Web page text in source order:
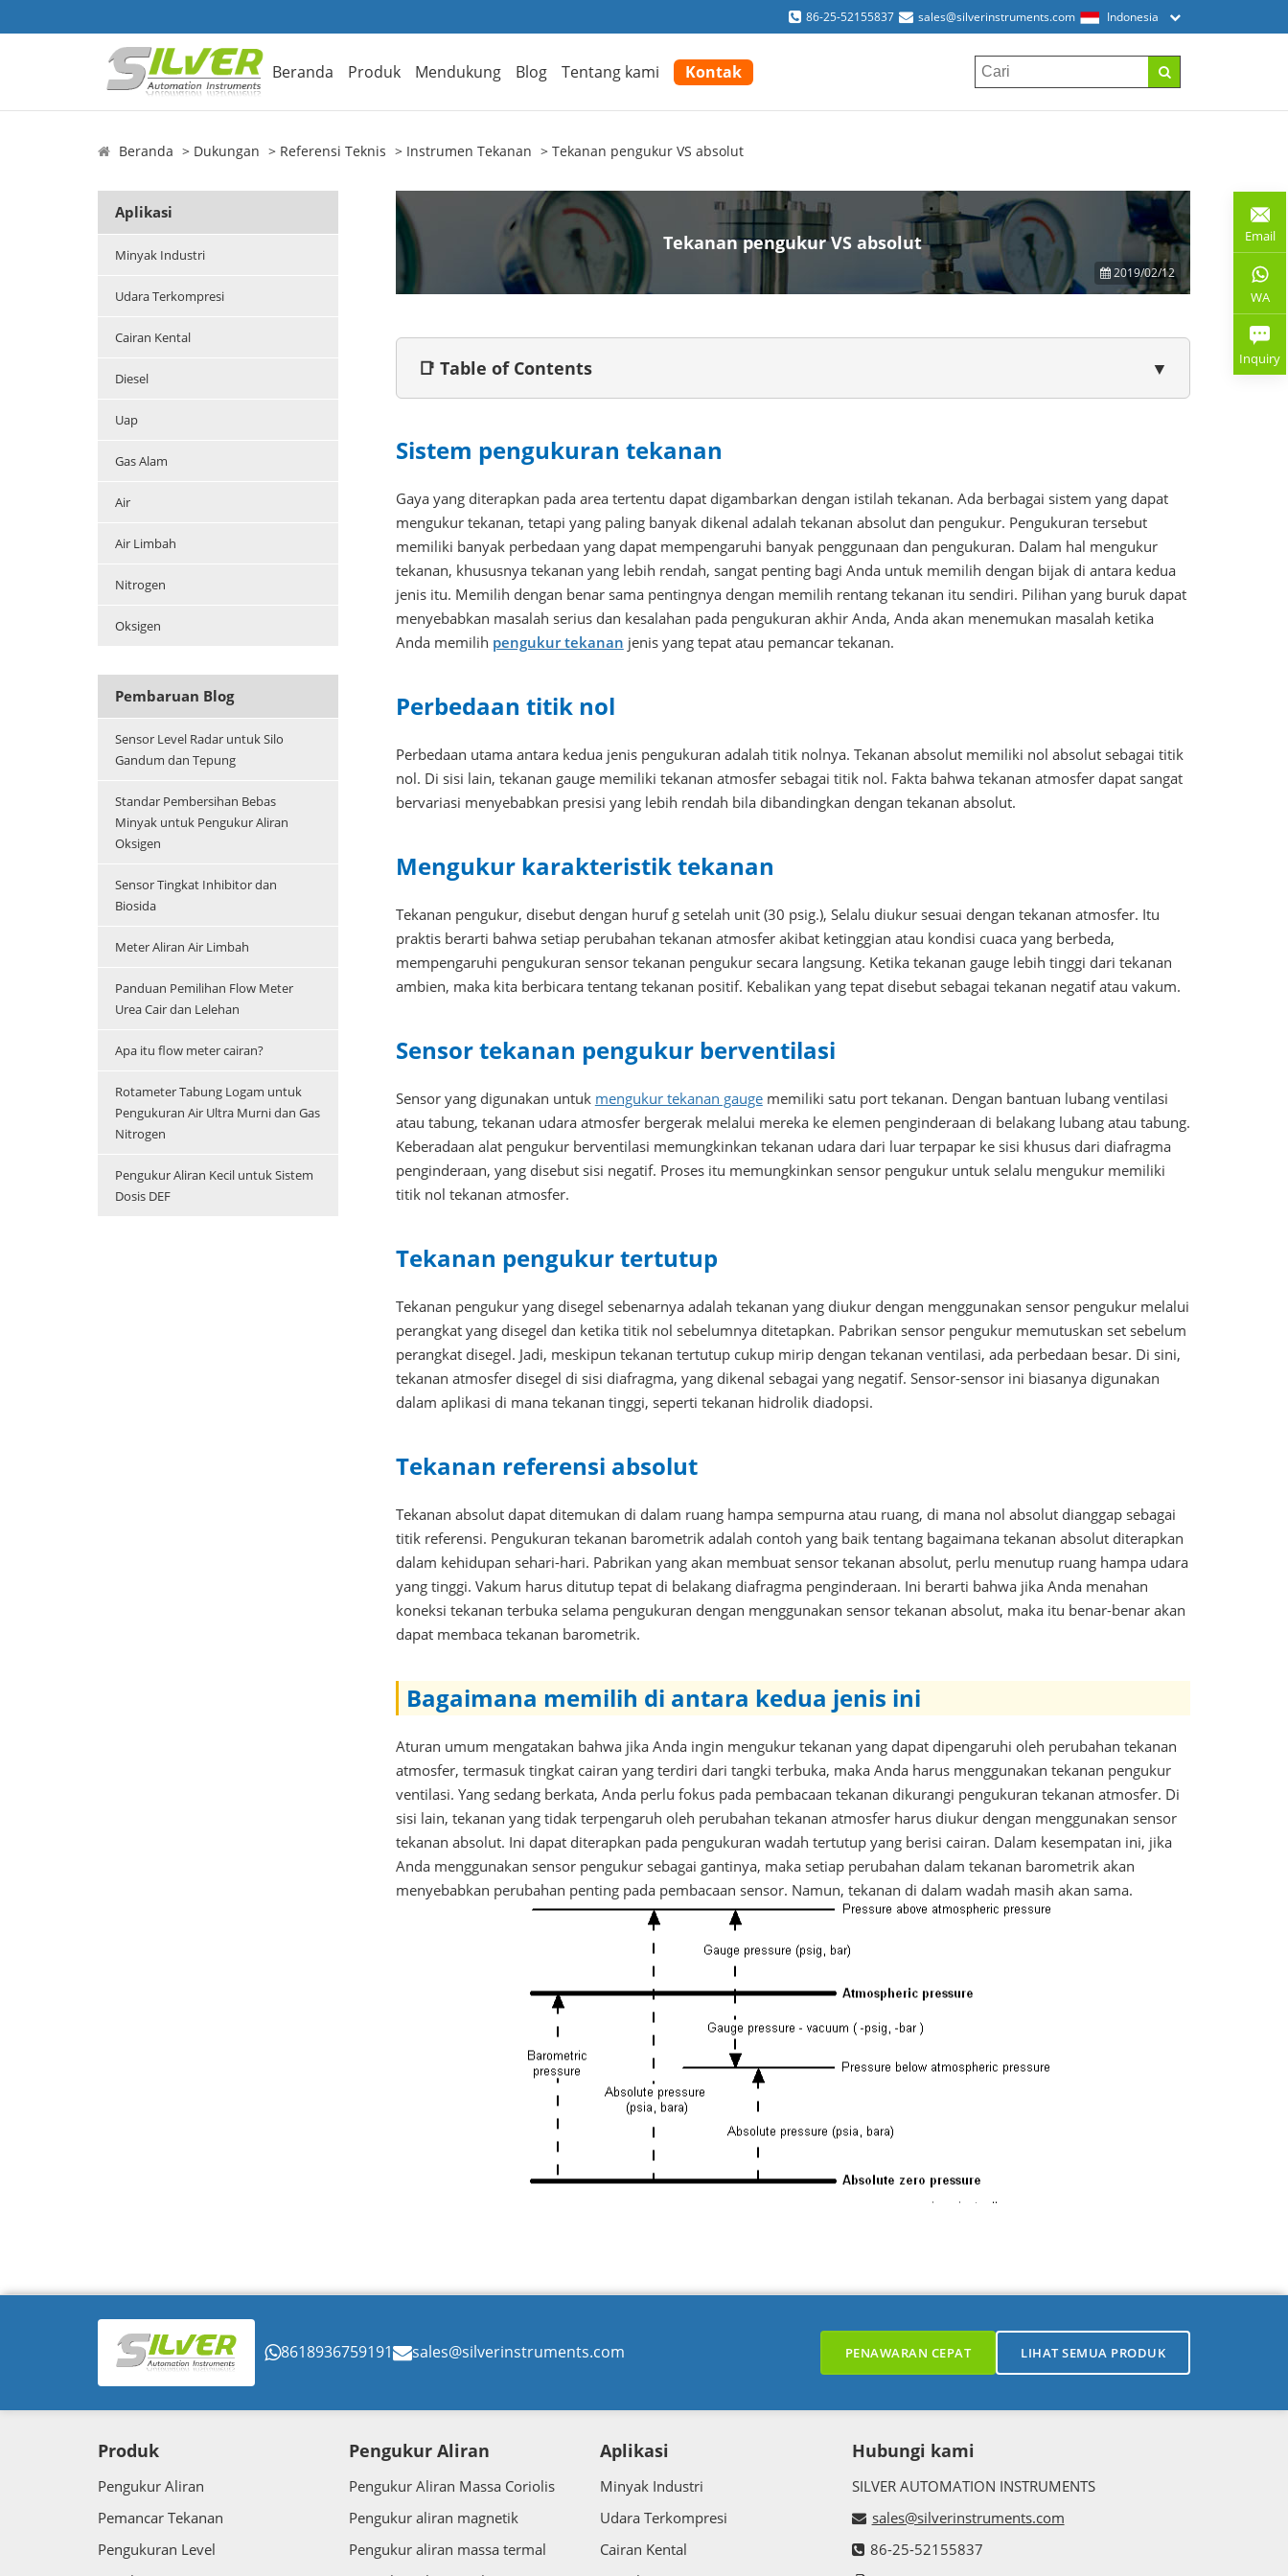
86-25-52155837 sales@silverinstruments.com Indonesia
Beranda Produk Mendukung Blog Tentang kami Kontak
Beranda Dukungan Referensi Teknis Instrumen Tekanan Tekanan pengukur VS absolut
Aplikasi
Minyak Industri
Udara Terkompresi
Cairan Kental
Diesel
Uap
Gas Alam
Air
Air Limbah
Nitrogen
Oksigen
Pembaruan Blog
Sensor Level Radar untuk Silo
Gandum dan Tepung
Standar Pembersihan Bebas
Minyak untuk Pengukur Aliran
Oksigen
Sensor Tingkat Inhibitor dan
Biosida
Meter Aliran Air Limbah
Panduan Pemilihan Flow Meter
Urea Cair dan Lelehan
Apa itu flow meter cairan?
Rotameter Tabung Logam untuk
Pengukuran Air Ultra Murni dan Gas
Nitrogen
Pengukur Aliran Kecil untuk Sistem
Dosis DEF
Tekanan pengukur VS absolut
2019/02/12
📑 Table of Contents ▼
Sistem pengukuran tekanan
Gaya yang diterapkan pada area tertentu dapat digambarkan dengan istilah tekanan. Ada berbagai sistem yang dapat
mengukur tekanan, tetapi yang paling banyak dikenal adalah tekanan absolut dan pengukur. Pengukuran tersebut
memiliki banyak perbedaan yang dapat mempengaruhi banyak penggunaan dan pengukuran. Dalam hal mengukur
tekanan, khususnya tekanan yang lebih rendah, sangat penting bagi Anda untuk memilih dengan bijak di antara kedua
jenis itu. Memilih dengan benar sama pentingnya dengan memilih rentang tekanan itu sendiri. Pilihan yang buruk dapat
menyebabkan masalah serius dan kesalahan pada pengukuran akhir Anda, Anda akan menemukan masalah ketika
Anda memilih pengukur tekanan jenis yang tepat atau pemancar tekanan.
Perbedaan titik nol
Perbedaan utama antara kedua jenis pengukuran adalah titik nolnya. Tekanan absolut memiliki nol absolut sebagai titik
nol. Di sisi lain, tekanan gauge memiliki tekanan atmosfer sebagai titik nol. Fakta bahwa tekanan atmosfer dapat sangat
bervariasi menyebabkan presisi yang lebih rendah bila dibandingkan dengan tekanan absolut.
Mengukur karakteristik tekanan
Tekanan pengukur, disebut dengan huruf g setelah unit (30 psig.), Selalu diukur sesuai dengan tekanan atmosfer. Itu
praktis berarti bahwa setiap perubahan tekanan atmosfer akibat ketinggian atau kondisi cuaca yang berbeda,
mempengaruhi pengukuran sensor tekanan pengukur secara langsung. Ketika tekanan gauge lebih tinggi dari tekanan
ambien, maka kita berbicara tentang tekanan positif. Kebalikan yang tepat disebut sebagai tekanan negatif atau vakum.
Sensor tekanan pengukur berventilasi
Sensor yang digunakan untuk mengukur tekanan gaugememiliki satu port tekanan. Dengan bantuan lubang ventilasi
atau tabung, tekanan udara atmosfer bergerak melalui mereka ke elemen penginderaan di belakang lubang atau tabung.
Keberadaan alat pengukur berventilasi memungkinkan tekanan udara dari luar terpapar ke sisi khusus dari diafragma
penginderaan, yang disebut sisi negatif. Proses itu memungkinkan sensor pengukur untuk selalu mengukur memiliki
titik nol tekanan atmosfer.
Tekanan pengukur tertutup
Tekanan pengukur yang disegel sebenarnya adalah tekanan yang diukur dengan menggunakan sensor pengukur melalui
perangkat yang disegel dan ketika titik nol sebelumnya ditetapkan. Pabrikan sensor pengukur memutuskan set sebelum
perangkat disegel. Jadi, meskipun tekanan tertutup cukup mirip dengan tekanan ventilasi, ada perbedaan besar. Di sini,
tekanan atmosfer disegel di sisi diafragma, yang dikenal sebagai yang negatif. Sensor-sensor ini biasanya digunakan
dalam aplikasi di mana tekanan tinggi, seperti tekanan hidrolik diadopsi.
Tekanan referensi absolut
Tekanan absolut dapat ditemukan di dalam ruang hampa sempurna atau ruang, di mana nol absolut dianggap sebagai
titik referensi. Pengukuran tekanan barometrik adalah contoh yang baik tentang bagaimana tekanan absolut diterapkan
dalam kehidupan sehari-hari. Pabrikan yang akan membuat sensor tekanan absolut, perlu menutup ruang hampa udara
yang tinggi. Vakum harus ditutup tepat di belakang diafragma penginderaan. Ini berarti bahwa jika Anda menahan
koneksi tekanan terbuka selama pengukuran dengan menggunakan sensor tekanan absolut, maka itu benar-benar akan
dapat membaca tekanan barometrik.
Bagaimana memilih di antara kedua jenis ini
Aturan umum mengatakan bahwa jika Anda ingin mengukur tekanan yang dapat dipengaruhi oleh perubahan tekanan
atmosfer, termasuk tingkat cairan yang terdiri dari tangki terbuka, maka Anda harus menggunakan tekanan pengukur
ventilasi. Yang sedang berkata, Anda perlu fokus pada pembacaan tekanan dikurangi pengukuran tekanan atmosfer. Di
sisi lain, tekanan yang tidak terpengaruh oleh perubahan tekanan atmosfer harus diukur dengan menggunakan sensor
tekanan absolut. Ini dapat diterapkan pada pengukuran wadah tertutup yang berisi cairan. Dalam kesempatan ini, jika
Anda menggunakan sensor pengukur sebagai gantinya, maka setiap perubahan dalam tekanan barometrik akan
menyebabkan perubahan penting pada pembacaan sensor. Namun, tekanan di dalam wadah masih akan sama.
8618936759191 sales@silverinstruments.com PENAWARAN CEPAT LIHAT SEMUA PRODUK
Produk
Pengukur Aliran
Pemancar Tekanan
Pengukuran Level
Pengukur Aliran
Pengukur Aliran Massa Coriolis
Pengukur aliran magnetik
Pengukur aliran massa termal
Aplikasi
Minyak Industri
Udara Terkompresi
Cairan Kental
Hubungi kami
SILVER AUTOMATION INSTRUMENTS
sales@silverinstruments.com
86-25-52155837
Email
WA
Inquiry